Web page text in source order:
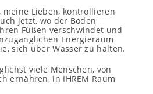
Lieben, kontrollieren
jetzt, wo der Boden
Füßen verschwindet und
Energieraum
sich über Wasser zu halten.
viele Menschen, von
ernähren, in IHREM Raum